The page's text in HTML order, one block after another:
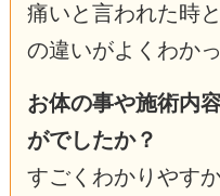
痛いと言われた時
の違いがよくわか
お体の事や施術内
がでしたか？
すごくわかりやすか